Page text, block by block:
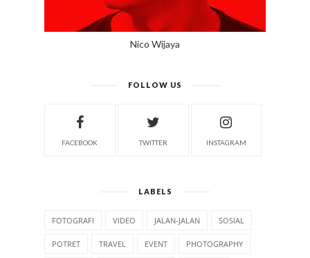
Nico Wijaya
FOLLOW US
FACEBOOK TWITTER INSTAGRAM
LABELS
FOTOGRAFI VIDEO JALAN-JALAN SOSIAL
POTRET TRAVEL EVENT PHOTOGRAPHY